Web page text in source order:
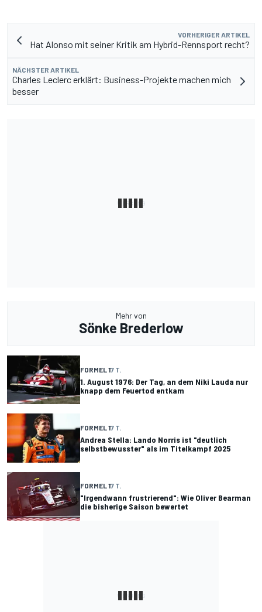
VORHERIGER ARTIKEL
Hat Alonso mit seiner Kritik am Hybrid-Rennsport recht?
NÄCHSTER ARTIKEL
Charles Leclerc erklärt: Business-Projekte machen mich
besser
Mehr von
Sönke Brederlow
FORMEL 17 T.
1. August 1976: Der Tag, an dem Niki Lauda nur
knapp dem Feuertod entkam
FORMEL 17 T.
Andrea Stella: Lando Norris ist "deutlich
selbstbewusster" als im Titelkampf 2025
FORMEL 17 T.
"Irgendwann frustrierend": Wie Oliver Bearman
die bisherige Saison bewertet